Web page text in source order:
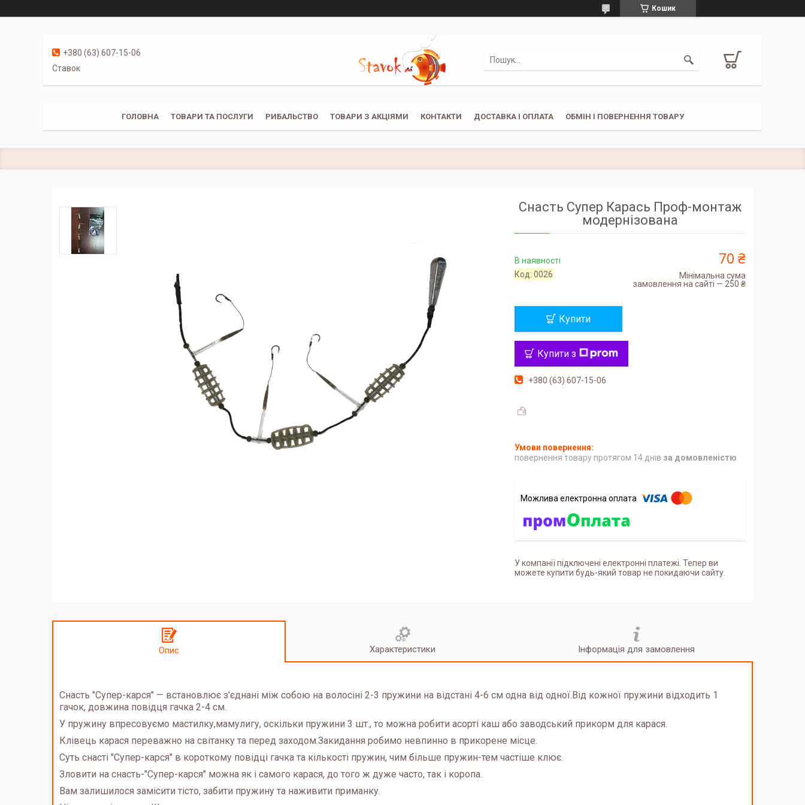
Кошик
+380 (63) 607-15-06
Ставок
ГОЛОВНА ТОВАРИ ТА ПОСЛУГИ РИБАЛЬСТВО ТОВАРИ З АКЦІЯМИ КОНТАКТИ ДОСТАВКА І ОПЛАТА ОБМІН І ПОВЕРНЕННЯ ТОВАРУ
Снасть Супер Карась Проф-монтаж
модернізована
В наявності
Код:0026
70 ₴
Мінімальна сума
замовлення на сайті — 250 ₴
Купити
Купити з
+380 (63) 607-15-06
повернення товару протягом 14 днів за домовленістю
У компанії підключені електронні платежі. Тепер ви
можете купити будь-який товар не покидаючи сайту.
Опис Характеристики Інформація для замовлення
Снасть "Супер-карся" — встановлює з'єднані між собою на волосіні 2-3 пружини на відстані 4-6 см одна від одної.Від кожної пружини відходить 1
гачок, довжина повідця гачка 2-4 см.
У пружину впресовуємо мастилку,мамулигу, оскільки пружини 3 шт., то можна робити асорті каш або заводський прикорм для карася.
Клівець карася переважно на світанку та перед заходом.Закидання робимо невпинно в прикорене місце.
Суть снасті "Супер-карся" в короткому повідці гачка та кількості пружин, чим більше пружин-тем частіше клює.
Зловити на снасть-"Супер-карся" можна як і самого карася, до того ж дуже часто, так і коропа.
Вам залишилося замісити тісто, забити пружину та наживити приманку.